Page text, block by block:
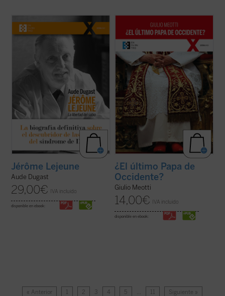
Pionero de la genética moderna,
deslumbrado por la belleza de cada vida
humana, el profesor Jérôme Lejeune ha
hecho historia al defender a los que no
tienen voz. Siguiendo su conciencia de
médico fiel al juramento hipocrático y de
(ver ficha)
Jérôme Lejeune
Aude Dugast
29,00€ IVA incluido
disponible en ebook:
«Joseph Ratzinger ha sido, como Meotti lo
describe, un coloso, finalmente 'derrotado'
en sus esfuerzos por salvar a la
civilización occidental, pero que ha dejado
detrás de sí los códigos que aún pueden
permitir a la humanidad arreglar las ...
(ver
ficha)
¿El último Papa de
Occidente?
Giulio Meotti
14,00€ IVA incluido
disponible en ebook:
« Anterior 1 2 3 4 5 … 11 Siguiente »